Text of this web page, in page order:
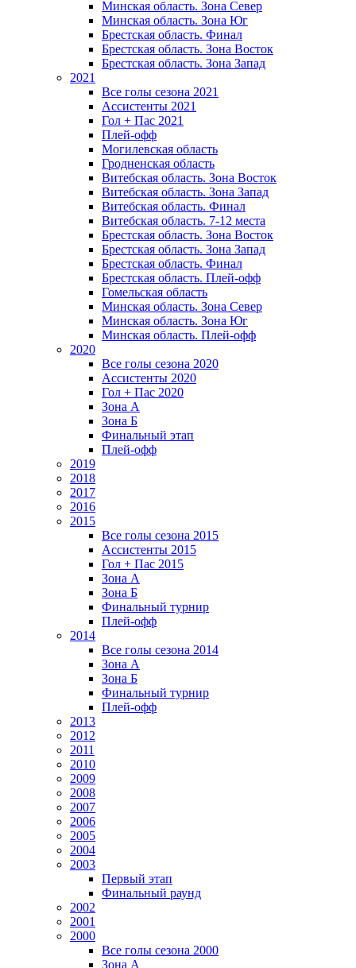
Минская область. Зона Север
Минская область. Зона Юг
Брестская область. Финал
Брестская область. Зона Восток
Брестская область. Зона Запад
2021
Все голы сезона 2021
Ассистенты 2021
Гол + Пас 2021
Плей-офф
Могилевская область
Гродненская область
Витебская область. Зона Восток
Витебская область. Зона Запад
Витебская область. Финал
Витебская область. 7-12 места
Брестская область. Зона Восток
Брестская область. Зона Запад
Брестская область. Финал
Брестская область. Плей-офф
Гомельская область
Минская область. Зона Север
Минская область. Зона Юг
Минская область. Плей-офф
2020
Все голы сезона 2020
Ассистенты 2020
Гол + Пас 2020
Зона А
Зона Б
Финальный этап
Плей-офф
2019
2018
2017
2016
2015
Все голы сезона 2015
Ассистенты 2015
Гол + Пас 2015
Зона А
Зона Б
Финальный турнир
Плей-офф
2014
Все голы сезона 2014
Зона А
Зона Б
Финальный турнир
Плей-офф
2013
2012
2011
2010
2009
2008
2007
2006
2005
2004
2003
Первый этап
Финальный раунд
2002
2001
2000
Все голы сезона 2000
Зона А